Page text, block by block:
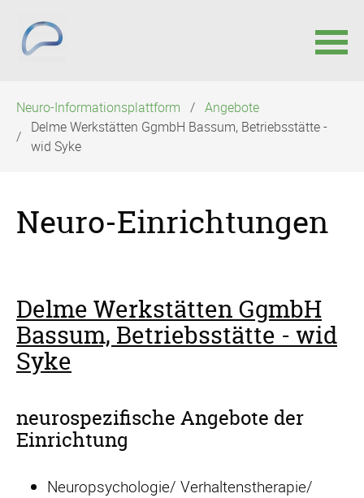
überspringen
Neuro-Informationsplattform
Angebote
Delme Werkstätten GgmbH Bassum, Betriebsstätte -
wid Syke
Neuro-Einrichtungen
Delme Werkstätten GgmbH
Bassum, Betriebsstätte - wid
Syke
neurospezifische Angebote der
Einrichtung
Neuropsychologie/ Verhaltenstherapie/